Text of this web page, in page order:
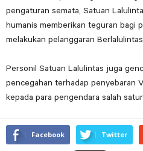
pengaturan semata, Satuan
humanis memberikan teguran bagi
melakukan pelanggaran
Personil Satuan Lalulintas juga
pencegahan terhadap penyebaran
kepada para pengendara salah
Facebook Twitter